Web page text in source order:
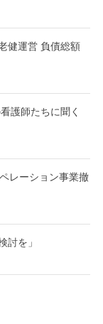
健運営 負債総額
護師たちに聞く
レーション事業撤
討を」